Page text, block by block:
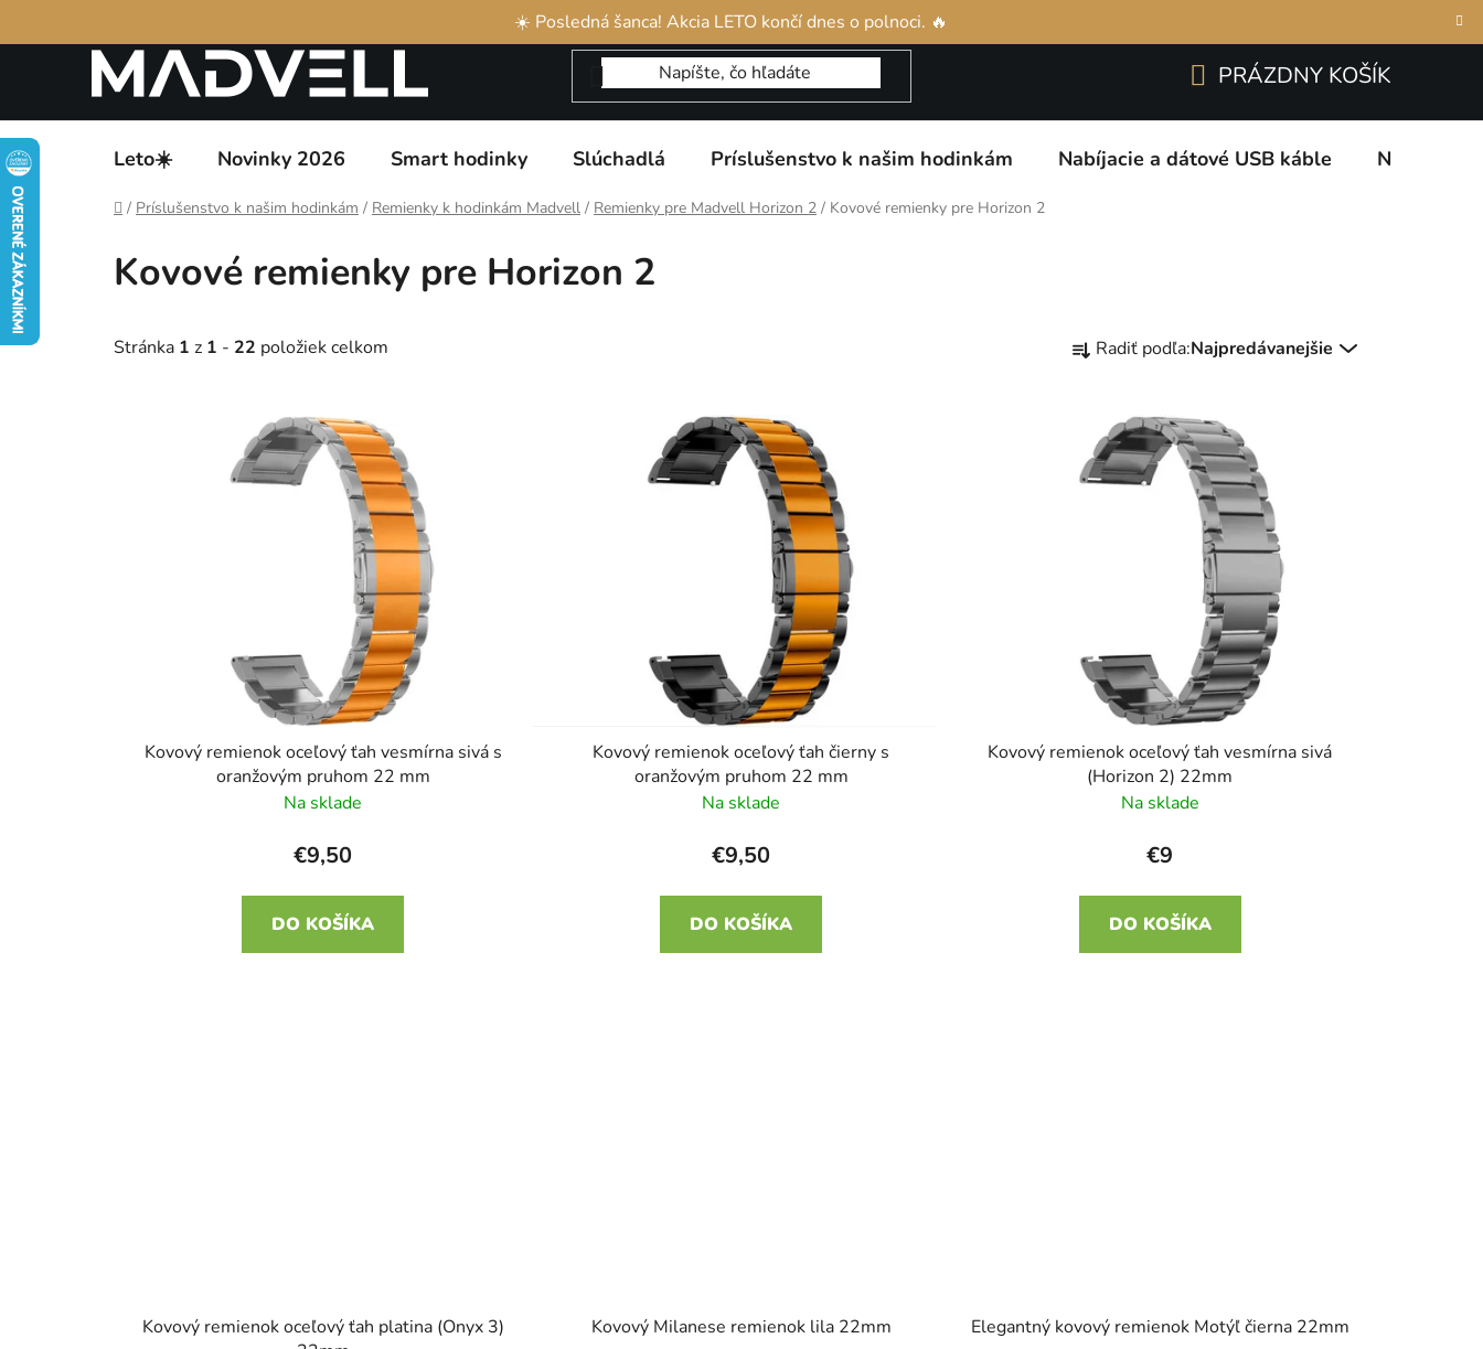
☀️ Posledná šanca! Akcia LETO končí dnes o polnoci. 🔥
Návody k našim produktom Reklamácia a vrátenie tovaru Obchodné podmienky
KOŠÍK
PRÁZDNY KOŠÍK
Leto☀️ Novinky 2026 Smart hodinky Slúchadlá Príslušenstvo k našim hodinkám Nabíjacie a dátové USB káble Nabíjacie
Domov
/ Príslušenstvo k našim hodinkám / Remienky k hodinkám Madvell / Remienky pre Madvell Horizon 2 / Kovové remienky pre Horizon 2
Kovové remienky pre Horizon 2
Stránka 1 z 1 - 22 položiek celkom
a
u
k
v
Radiť podľa:Najpredávanejšie
Kovový remienok oceľový ťah vesmírna sivá s
oranžovým pruhom 22 mm
Na sklade
€9,50
DO KOŠÍKA
Kovový remienok oceľový ťah čierny s
oranžovým pruhom 22 mm
Na sklade
€9,50
DO KOŠÍKA
Kovový remienok oceľový ťah vesmírna sivá
(Horizon 2) 22mm
Na sklade
€9
DO KOŠÍKA
Kovový remienok oceľový ťah platina (Onyx 3)
Kovový Milanese remienok lila 22mm Elegantný kovový remienok Motýľ čierna 22mm